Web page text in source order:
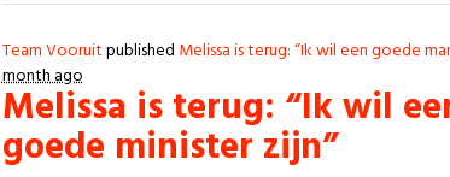
Team Vooruitpublished Melissa is terug: “Ik wil een goede
month ago
Melissa is terug: “Ik wil
goede minister zijn”